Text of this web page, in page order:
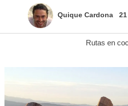
Quique Cardona
Rutas en